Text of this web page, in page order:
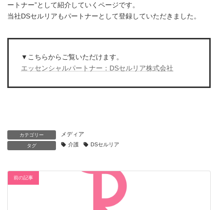
ートナー”として紹介していくページです。
当社DSセルリアもパートナーとして登録していただきました。
▼こちらからご覧いただけます。
エッセンシャルパートナー：DSセルリア株式会社
カテゴリー メディア
タグ 介護 DSセルリア
前の記事